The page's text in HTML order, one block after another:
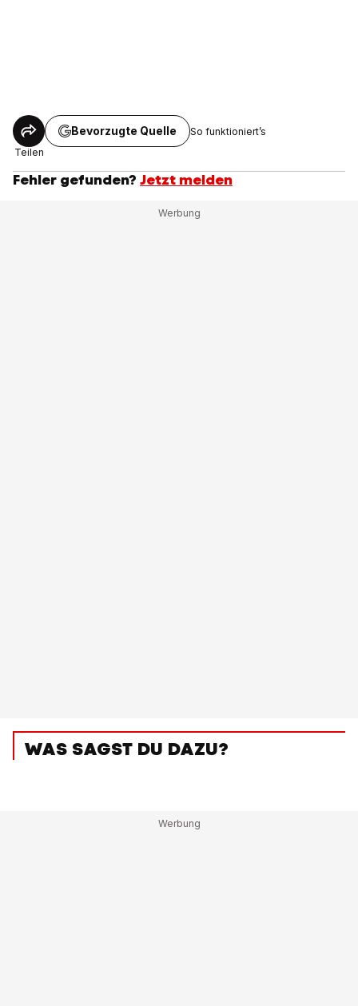
Teilen
Bevorzugte Quelle So funktioniert’s
Fehler gefunden? Jetzt melden
WAS SAGST DU DAZU?